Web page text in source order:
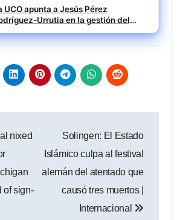
UCO apunta a Jesús Pérez
Urrutia en la gestión del
de Tubos Reunidos
nixed
of sign-
Solingen: El Estado
Islámico culpa al festival
alemán del atentado que
causó tres muertos |
Internacional